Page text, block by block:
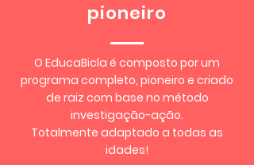
pioneiro
O EducaBicla é composto por um
programa completo, pioneiro e criado
de raiz com base no método
investigação-ação.
Totalmente adaptado a todas as
idades!